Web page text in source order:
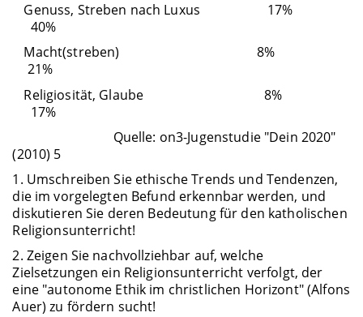
Genuss, Streben nach Luxus 17%
40%
Macht(streben) 8%
21%
Religiosität, Glaube 8%
17%
Quelle: on3-Jugenstudie "Dein 2020"
(2010) 5
1. Umschreiben Sie ethische Trends und Tendenzen,
die im vorgelegten Befund erkennbar werden, und
diskutieren Sie deren Bedeutung für den katholischen
Religionsunterricht!
2. Zeigen Sie nachvollziehbar auf, welche
Zielsetzungen ein Religionsunterricht verfolgt, der
eine "autonome Ethik im christlichen Horizont" (Alfons
Auer) zu fördern sucht!